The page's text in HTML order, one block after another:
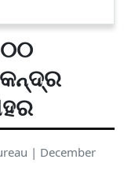
| December